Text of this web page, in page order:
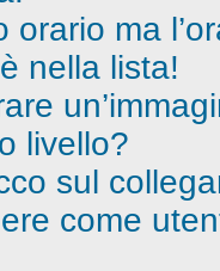
orario ma
nella lista!
livello?
sul
come